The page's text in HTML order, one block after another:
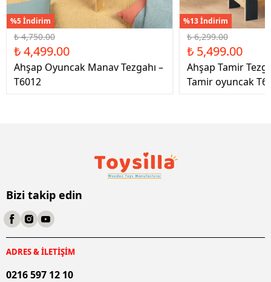
%5 İndirim
₺ 4,750.00
₺ 4,499.00
Ahşap Oyuncak Manav Tezgahı –
T6012
%13 İndirim
₺ 6,299.00
₺ 5,499.00
Ahşap Tamir
Tamir oyuncak
Bizi takip edin
ADRES & İLETİŞİM
0216 597 12 10